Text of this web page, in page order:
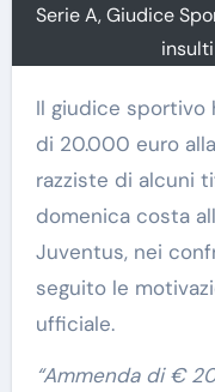
Serie A, Giudice
Il giudice sportivo ha comminato un’ammenda
di 20.000 euro alla
razziste di alcuni
domenica costa
Juventus, nei
seguito le
ufficiale.
“Ammenda di €